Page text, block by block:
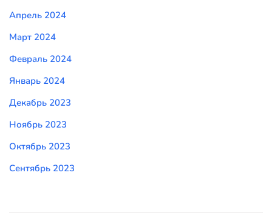
Апрель 2024
Март 2024
Февраль 2024
Январь 2024
Декабрь 2023
Ноябрь 2023
Октябрь 2023
Сентябрь 2023